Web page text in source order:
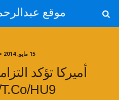
موقع
15 مايو, 2014 • لا تعليقات
أميركا تؤكد
hU9…